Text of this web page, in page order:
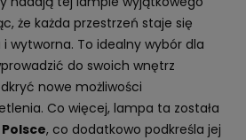
że każda przestrzeń staje się
wytworna. To idealny wybór dla
do swoich wnętrz
nowe możliwości
Co więcej, lampa ta została
, co dodatkowo podkreśla jej